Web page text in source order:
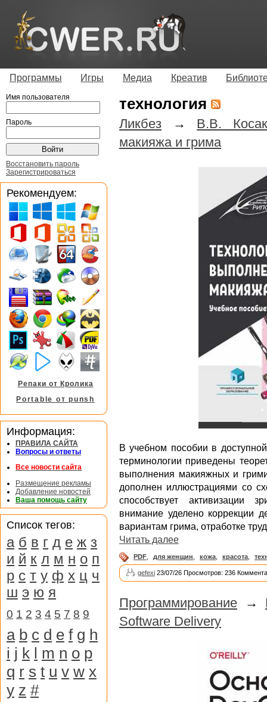
Программы Игры Медиа Креатив
технология
Ликбез → В.В.
макияжа и грима
В учебном пособии в
терминологии приведены
выполнения макияжных и
дополнен иллюстрациями со
способствует активизации
внимание уделено коррекции
вариантам грима, отработке
Читать далее
PDF для женщин кожа красота
gefexi 23/07/26 Просмотров: 236
Программирование →
Software Delivery
Имя пользователя
Пароль
Восстановить пароль
Зарегистрироваться
Рекомендуем:
Репаки от Кролика
Portable от punsh
Информация:
ПРАВИЛА САЙТА
Вопросы и ответы
Все новости сайта
Размещение рекламы
Добавление новостей
Ваша помощь сайту
Список тегов:
а б в г д е ж з
и й к л м н о п
р с т у ф х ц ч
ш э ю я
0 1 2 3 4 5 7 8 9
a b c d e f g h
i j k l m n o p
q r s t u v w x
y z #